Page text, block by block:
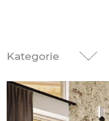
Kategorie